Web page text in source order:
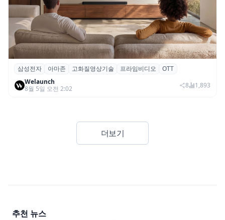
삼성전자·아마존, 프라임 비디오에 ‘HDR10+
어드밴스드’ 적용
삼성전자 아마존 고화질영상기술 프라임비디오
OTT
Welaunch
8월 5일 오전 2:02
8 1,893
더보기
추천 뉴스